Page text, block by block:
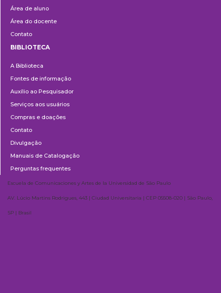
Área de aluno
Área do docente
Contato
BIBLIOTECA
A Biblioteca
Fontes de informação
Auxílio ao Pesquisador
Serviços aos usuários
Compras e doações
Contato
Divulgação
Manuais de Catalogação
Perguntas frequentes
Escuela de Comunicaciones y Artes de la Universidad de São Paulo
AV. Lúcio Martins Rodrigues, 443 | Ciudad Universitaria | CEP 05508-020 | São Paulo,
SP | Brasil